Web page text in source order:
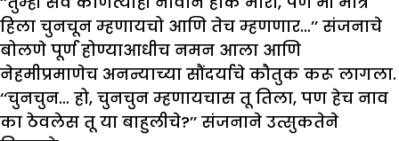
हिला चुनचून म्हणायचो आणि तेच म्हणणार…’’ संजनाचे
बोलणे पूर्ण होण्याआधीच नमन आला आणि
नेहमीप्रमाणेच अनन्याच्या सौंदर्याचे कौतुक करू लागला.
‘‘चुनचुन… हो, चुनचुन म्हणायचास तू तिला, पण हेच नाव
का ठेवलेस तू या बाहुलीचे?’’ संजनाने उत्सुकतेने